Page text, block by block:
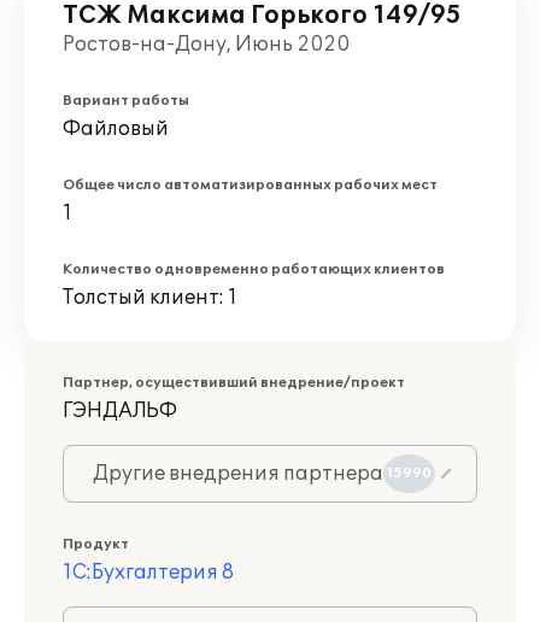
ТСЖ Максима Горького 149/95
Ростов-на-Дону, Июнь 2020
Вариант работы
Файловый
Общее число автоматизированных рабочих мест
1
Количество одновременно работающих клиентов
Толстый клиент: 1
Партнер, осуществивший внедрение/проект
ГЭНДАЛЬФ
Другие внедрения партнера 15990
Продукт
1С:Бухгалтерия 8